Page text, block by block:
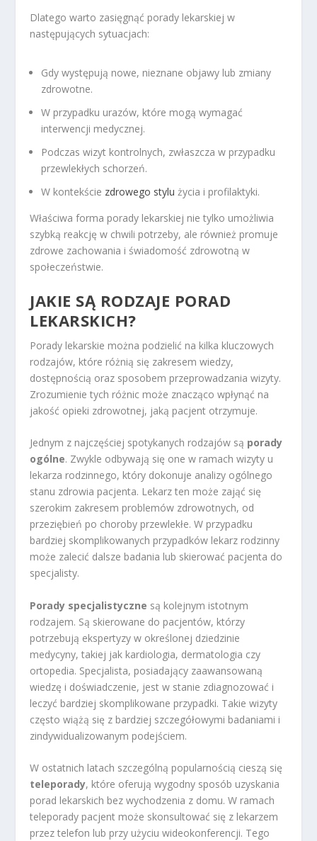
Dlatego warto zasięgnąć porady lekarskiej w
następujących sytuacjach:
Gdy występują nowe, nieznane objawy lub zmiany
zdrowotne.
W przypadku urazów, które mogą wymagać
interwencji medycznej.
Podczas wizyt kontrolnych, zwłaszcza w przypadku
przewlekłych schorzeń.
W kontekście zdrowego stylu życia i profilaktyki.
Właściwa forma porady lekarskiej nie tylko umożliwia
szybką reakcję w chwili potrzeby, ale również promuje
zdrowe zachowania i świadomość zdrowotną w
społeczeństwie.
JAKIE SĄ RODZAJE PORAD
LEKARSKICH?
Porady lekarskie można podzielić na kilka kluczowych
rodzajów, które różnią się zakresem wiedzy,
dostępnością oraz sposobem przeprowadzania wizyty.
Zrozumienie tych różnic może znacząco wpłynąć na
jakość opieki zdrowotnej, jaką pacjent otrzymuje.
Jednym z najczęściej spotykanych rodzajów są porady
ogólne. Zwykle odbywają się one w ramach wizyty u
lekarza rodzinnego, który dokonuje analizy ogólnego
stanu zdrowia pacjenta. Lekarz ten może zająć się
szerokim zakresem problemów zdrowotnych, od
przeziębień po choroby przewlekłe. W przypadku
bardziej skomplikowanych przypadków lekarz rodzinny
może zalecić dalsze badania lub skierować pacjenta do
specjalisty.
Porady specjalistyczne są kolejnym istotnym
rodzajem. Są skierowane do pacjentów, którzy
potrzebują ekspertyzy w określonej dziedzinie
medycyny, takiej jak kardiologia, dermatologia czy
ortopedia. Specjalista, posiadający zaawansowaną
wiedzę i doświadczenie, jest w stanie zdiagnozować i
leczyć bardziej skomplikowane przypadki. Takie wizyty
często wiążą się z bardziej szczegółowymi badaniami i
zindywidualizowanym podejściem.
W ostatnich latach szczególną popularnością cieszą się
teleporady, które oferują wygodny sposób uzyskania
porad lekarskich bez wychodzenia z domu. W ramach
teleporady pacjent może skonsultować się z lekarzem
przez telefon lub przy użyciu wideokonferencji. Tego